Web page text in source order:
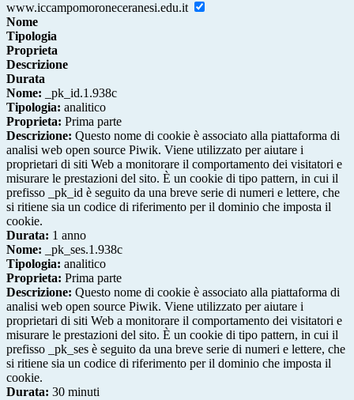
www.iccampomoroneceranesi.edu.it
Nome
Tipologia
Proprieta
Descrizione
Durata
Nome: _pk_id.1.938c
Tipologia: analitico
Proprieta: Prima parte
Descrizione: Questo nome di cookie è associato alla piattaforma di
analisi web open source Piwik. Viene utilizzato per aiutare i
proprietari di siti Web a monitorare il comportamento dei visitatori e
misurare le prestazioni del sito. È un cookie di tipo pattern, in cui il
prefisso _pk_id è seguito da una breve serie di numeri e lettere, che
si ritiene sia un codice di riferimento per il dominio che imposta il
cookie.
Durata: 1 anno
Nome: _pk_ses.1.938c
Tipologia: analitico
Proprieta: Prima parte
Descrizione: Questo nome di cookie è associato alla piattaforma di
analisi web open source Piwik. Viene utilizzato per aiutare i
proprietari di siti Web a monitorare il comportamento dei visitatori e
misurare le prestazioni del sito. È un cookie di tipo pattern, in cui il
prefisso _pk_ses è seguito da una breve serie di numeri e lettere, che
si ritiene sia un codice di riferimento per il dominio che imposta il
cookie.
Durata: 30 minuti